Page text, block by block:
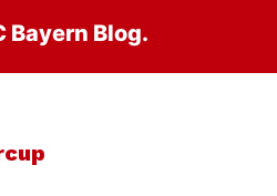
Bayern Blog.